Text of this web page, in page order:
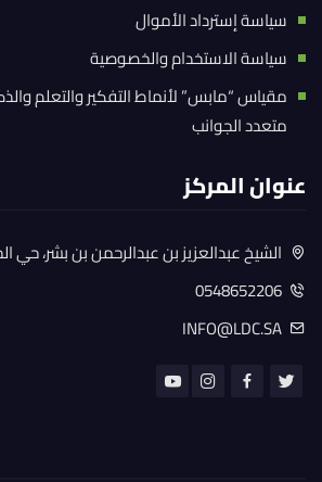
سياسة إسترداد الأموال
سياسة الاستخدام والخصوصية
مقياس “مابس” لأنماط التفكير والتعلم
متعدد الجوانب
عنوان المركز
الشيخ عبدالعزيز بن عبدالرحمن بن بشر، حي
0548652206
INFO@LDC.SA